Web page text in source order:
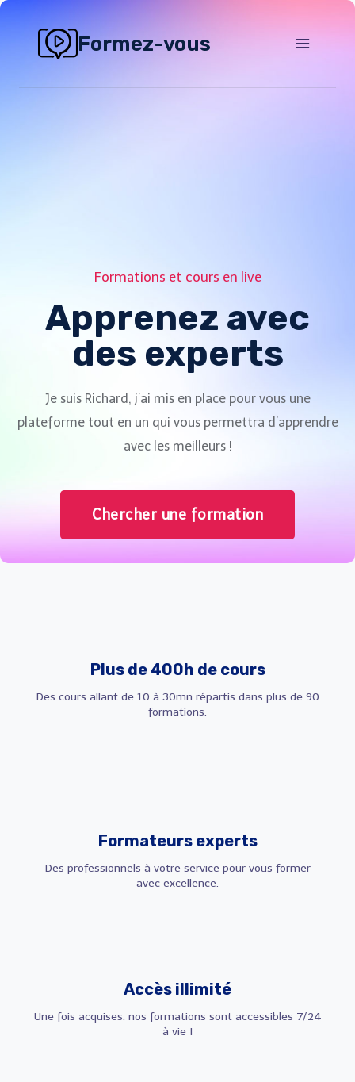
Skip
content
Formez-vous
Formations et cours en live
Apprenez avec
des experts
Je suis Richard, j’ai mis en place pour vous une
plateforme tout en un qui vous permettra d’apprendre
avec les meilleurs !
Chercher une formation
Plus de 400h de cours
Des cours allant de 10 à 30mn répartis dans plus de 90
formations.
Formateurs experts
Des professionnels à votre service pour vous former
avec excellence.
Accès illimité
Une fois acquises, nos formations sont accessibles 7/24
à vie !